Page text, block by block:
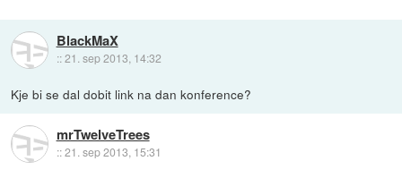
BlackMaX
::21. sep 2013, 14:32
Kje bi se dal dobit link na dan konference?
mrTwelveTrees
::21. sep 2013, 15:31